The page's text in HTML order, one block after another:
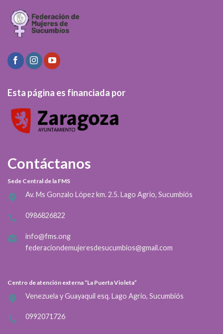
Esta página es financiada por
Contáctanos
Sede Central de la FMS
Av. Ms Gonzalo López km. 2.5. Lago Agrio, Sucumbiós
0986826822
info@fms.ong
federaciondemujeresdesucumbios@gmail.com
Centro de atención externa “La Puerta Violeta”
Venezuela y Guayaquil esq. Lago Agrio, Sucumbiós
0992071726